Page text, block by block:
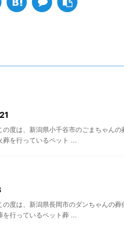
度は、新潟県小千谷市のごまちゃん
葬を行っているペット ...
度は、新潟県長岡市のダンちゃんの
を行っているペット葬 ...